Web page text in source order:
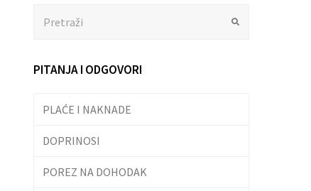
PITANJA I ODGOVORI
PLAĆE I NAKNADE
DOPRINOSI
POREZ NA DOHODAK